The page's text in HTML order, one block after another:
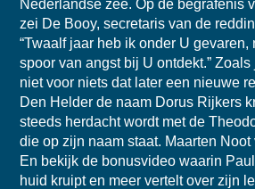
Nederlandse zee. Op de begrafenis
zei De Booy, secretaris van de
“Twaalf jaar heb ik onder U gevaren,
spoor van angst bij U ontdekt.”
niet voor niets dat later een nieuwe
Den Helder de naam Dorus Rijkers
steeds herdacht wordt met de
die op zijn naam staat. Maarten
En bekijk de bonusvideo waarin
huid kruipt en meer vertelt over zijn